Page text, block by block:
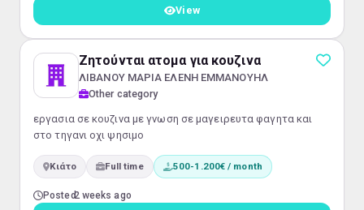
αποθήκης. Απαραίτητα προσόντα: Άδεια οδήγησης Β'
κατηγορίας.Υπευθυνότητα, συνέπεια και
επαγγελματισμός.Ικανότητα συν...
View
Ζητούνται ατομα για κουζινα
ΛΙΒΑΝΟΥ ΜΑΡΙΑ ΕΛΕΝΗ ΕΜΜΑΝΟΥΗΛ
Other category
εργασια σε κουζινα με γνωση σε μαγειρευτα φαγητα και
στο τηγανι οχι ψησιμο
Κιάτο Full time 500-1.200€ / month
Posted2 weeks ago